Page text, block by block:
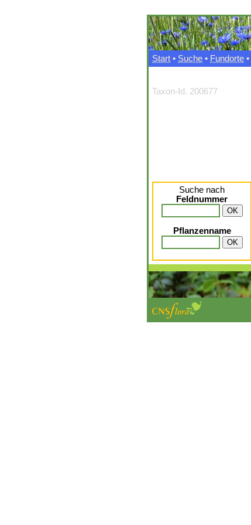
Start • Suche • Fundorte •
Taxon-Id. 200677
Suche nach
Feldnummer
Pflanzenname